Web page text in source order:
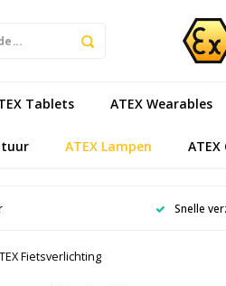
Tablets ATEX Wearables
ATEX Lampen
Snelle
Fietsverlichting